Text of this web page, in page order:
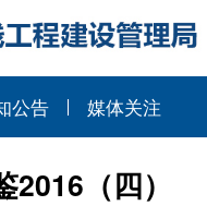
公告 媒体关注
（四）